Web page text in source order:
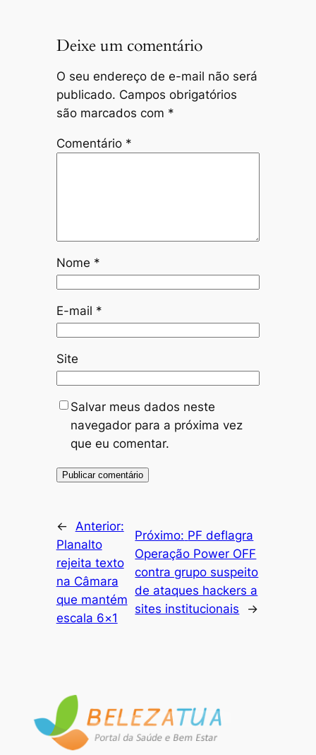
Deixe um comentário
O seu endereço de e-mail não será
publicado. Campos obrigatórios
são marcados com *
Comentário *
Nome *
E-mail *
Site
Salvar meus dados neste
navegador para a próxima vez
que eu comentar.
←
Anterior:
Planalto
rejeita texto
na Câmara
que mantém
escala 6×1
Próximo: PF deflagra
Operação Power OFF
contra grupo suspeito
de ataques hackers a
sites institucionais
→